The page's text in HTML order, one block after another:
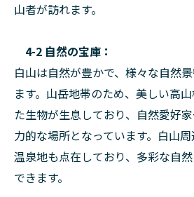
山者が訪れます。
4-2 自然の宝庫：
白山は自然が豊かで、様々な自然
ます。山岳地帯のため、美しい高
た生物が生息しており、自然愛好
力的な場所となっています。白山周
温泉地も点在しており、多彩な自
できます。